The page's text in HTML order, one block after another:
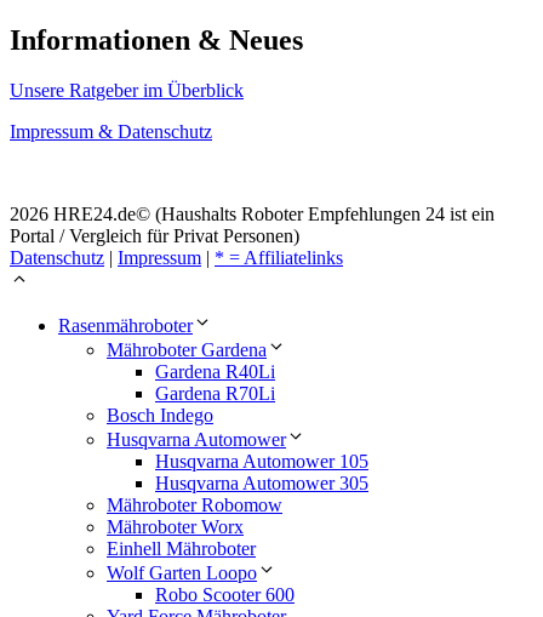
Informationen & Neues
Unsere Ratgeber im Überblick
Impressum & Datenschutz
2026 HRE24.de© (Haushalts Roboter Empfehlungen 24 ist ein
Portal / Vergleich für Privat Personen)
Datenschutz | Impressum | * = Affiliatelinks
Rasenmähroboter
Mähroboter Gardena
Gardena R40Li
Gardena R70Li
Bosch Indego
Husqvarna Automower
Husqvarna Automower 105
Husqvarna Automower 305
Mähroboter Robomow
Mähroboter Worx
Einhell Mähroboter
Wolf Garten Loopo
Robo Scooter 600